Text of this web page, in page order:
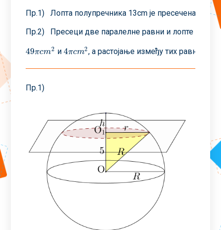
Пр.1) Лопта полупречника 13cm је пресечена равни
Пр.2) Пресеци две паралелне равни и лопте
49πcm2
49πcm2 и 4πcm2
4πcm2, а растојање између тих равни,
Пр.1)